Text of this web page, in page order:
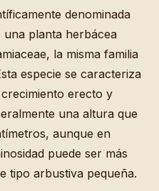
denominada
una planta herbácea
la misma familia
especie se caracteriza
erecto y
una altura que
aunque en
puede ser más
tipo arbustiva pequeña.